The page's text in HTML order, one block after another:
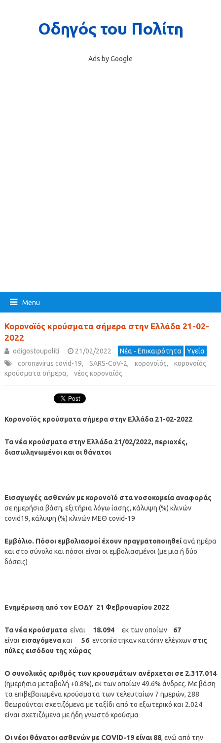
Ads by Google
Menu
Κορονοϊός κρούσματα σήμερα στην Ελλάδα 21-02-
2022
odigostoupoliti 21/02/2022 Νέα - Επικαιρότητα
Υγεία
coronavirus covid-19, SARS-CoV-2, κορονοϊός,
κορονοϊός
κρούσματα σήμερα, νέος κοροναϊός
Κορονοϊός κρούσματα σήμερα στην Ελλάδα 21-02-2022
Τα νέα κρούσματα στην Ελλάδα 21/02/2022, περιοχές,
διασωληνωμένοι και οι θάνατοι
Εισαγωγές ασθενών με κορονοϊό στα νοσοκομεία αναφοράς
σε ημερήσια βάση, εξιτήρια λόγω ίασης, κάλυψη (%) κλινών
covid19, κάλυψη (%) κλινών ΜΕΘ covid-19
Εμβόλιο. Πόσοι εμβολιασμοί έχουν πραγματοποιηθείανά ημέρα
και στο σύνολο και πόσοι είναι οι εμβολιασμένοι (με μια ή δύο
δόσεις)
Ενημέρωση από τον ΕΟΔΥ 21 Φεβρουαρίου 2022
Τα νέα κρούσματαείναι 18.094 εκ των οποίων 67
είναι εισαγόμενακαι 56εντοπίστηκαν κατόπιν ελέγχων στις
πύλες εισόδου της χώρας
Ο συνολικός αριθμός των κρουσμάτων ανέρχεται σε 2.317.014
(ημερήσια μεταβολή +0.8%), εκ των οποίων 49.6% άνδρες. Με βάση
τα επιβεβαιωμένα κρούσματα των τελευταίων 7 ημερών, 288
θεωρούνται σχετιζόμενα με ταξίδι από το εξωτερικό και 2.024
είναι σχετιζόμενα με ήδη γνωστό κρούσμα
Οι νέοι θάνατοι ασθενών με COVID-19 είναι 88, ενώ από την